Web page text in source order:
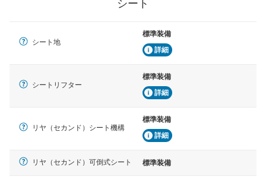
シート
シート地
標準装備
詳細
シートリフター
標準装備
詳細
リヤ（セカンド）シート機構
標準装備
詳細
リヤ（セカンド）可倒式シート 標準装備